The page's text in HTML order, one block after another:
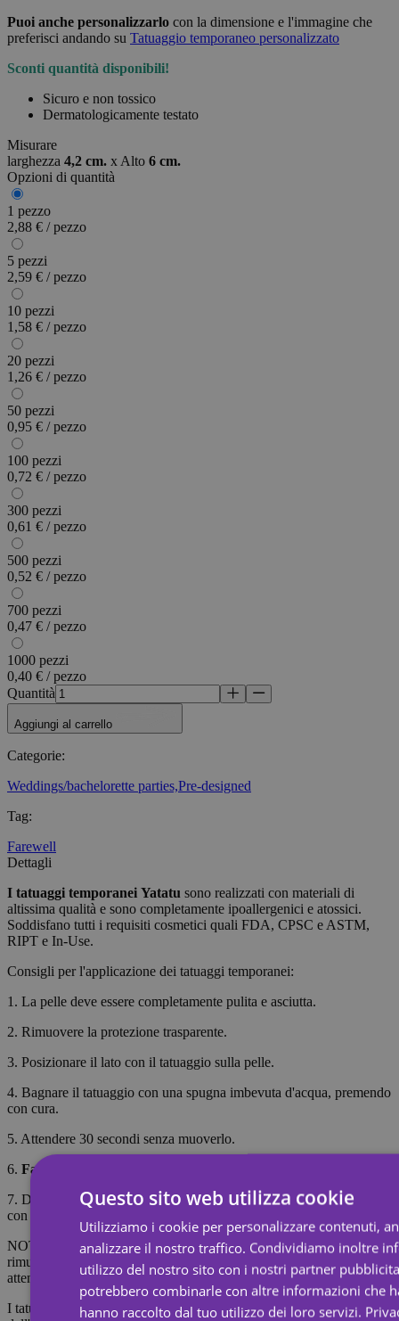
Puoi anche personalizzarlo con la dimensione e l'immagine che
preferisci andando su Tatuaggio temporaneo personalizzato
Sconti quantità disponibili!
Sicuro e non tossico
Dermatologicamente testato
Misurare
larghezza 4,2 cm. x Alto 6 cm.
Opzioni di quantità
1 pezzo
2,88 € / pezzo
5 pezzi
2,59 € / pezzo
10 pezzi
1,58 € / pezzo
20 pezzi
1,26 € / pezzo
50 pezzi
0,95 € / pezzo
100 pezzi
0,72 € / pezzo
300 pezzi
0,61 € / pezzo
500 pezzi
0,52 € / pezzo
700 pezzi
0,47 € / pezzo
1000 pezzi
0,40 € / pezzo
Quantità
Aggiungi al carrello
Categorie:
Weddings/bachelorette parties,Pre-designed
Tag:
Farewell
Dettagli
I tatuaggi temporanei Yatatu sono realizzati con materiali di
altissima qualità e sono completamente ipoallergenici e atossici.
Soddisfano tutti i requisiti cosmetici quali FDA, CPSC e ASTM,
RIPT e In-Use.
Consigli per l'applicazione dei tatuaggi temporanei:
1. La pelle deve essere completamente pulita e asciutta.
2. Rimuovere la protezione trasparente.
3. Posizionare il lato con il tatuaggio sulla pelle.
4. Bagnare il tatuaggio con una spugna imbevuta d'acqua, premendo
con cura.
5. Attendere 30 secondi senza muoverlo.
6. Far scorrere
7. Dopo che il tatuaggio si è asciugato (circa 5 minuti), risciacqualo
con acqua e sapone per renderlo più realistico.
NOTA: Non applicare su pelli sensibili o nella zona degli occhi. Per
rimuovere il tatuaggio, imbevilo di olio per il corpo, crema o alcol;
attendi 20 secondi, quindi strofina con un batuffolo di cotone.
I tatuaggi temporanei durano circa 7 giorni, a seconda dell'intensità
Questo sito web utilizza cookie
Utilizziamo i cookie per personalizzare contenuti,
analizzare il nostro traffico. Condividiamo inoltre
utilizzo del nostro sito con i nostri partner
potrebbero combinarle con altre informazioni che
hanno raccolto dal tuo utilizzo dei loro servizi.